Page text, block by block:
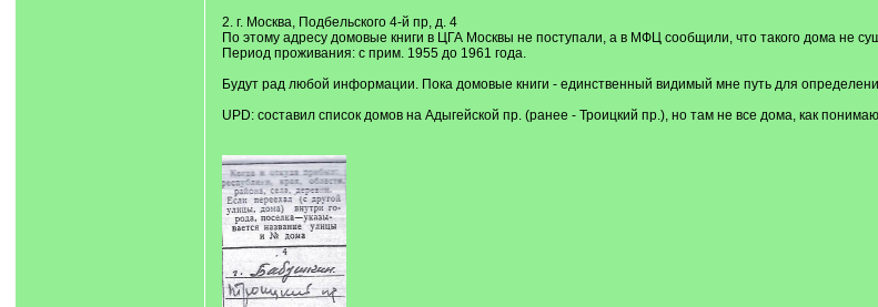
2. г. Москва, Подбельского 4-й пр, д. 4
По этому адресу домовые книги в ЦГА Москвы не поступали, а в МФЦ сообщили, что такого дома не
Период проживания: с прим. 1955 до 1961 года.
Будут рад любой информации. Пока домовые книги - единственный видимый мне путь для
UPD: составил список домов на Адыгейской пр. (ранее - Троицкий пр.), но там не все дома, как